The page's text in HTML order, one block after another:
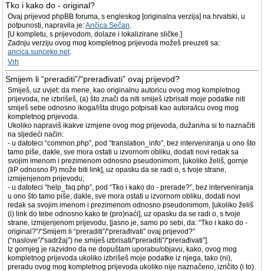
Tko i kako do - original?
Ovaj prijevod phpBB foruma, s engleskog [originalna verzija] na hrvatski, u
potpunosti, napravila je:Ančica Sečan.
[U kompletu, s prijevodom, dolaze i lokalizirane sličke.]
Zadnju verziju ovog mog kompletnog prijevoda možeš preuzeti sa:
ancica.sunceko.net.
Vrh
Smijem li “preraditi”/“prerađivati” ovaj prijevod?
Smiješ, uz uvjet: da mene, kao originalnu autoricu ovog mog kompletnog
prijevoda, ne izbrišeš, (a) što znači da niti smiješ izbrisati moje podatke niti
smiješ sebe odnosno ikoga/išta drugo potpisati kao autora/icu ovog mog
kompletnog prijevoda.
Ukoliko napraviš ikakve izmjene ovog mog prijevoda, dužan/na si to naznačiti
na sljedeći način:
- u datoteci “common.php”, pod “translation_info”, bez interveniranja u ono što
tamo piše, dakle, sve mora ostati u izvornom obliku, dodati novi redak sa
svojim imenom i prezimenom odnosno pseudonimom, [ukoliko želiš, gornje
(IiP odnosno P) može biti link], uz opasku da se radi o, s tvoje strane,
izmijenjenom prijevodu;
- u datoteci “help_faq.php”, pod “Tko i kako do - prerade?”, bez interveniranja
u ono što tamo piše, dakle, sve mora ostati u izvornom obliku, dodati novi
redak sa svojim imenom i prezimenom odnosno pseudonimom, [ukoliko želiš
(i) link do tebe odnosno kako te (pro)naći], uz opasku da se radi o, s tvoje
strane, izmijenjenom prijevodu, [jasno je, samo po sebi, da: “Tko i kako do -
original?”/“Smijem li “preraditi”/“prerađivati” ovaj prijevod?”
(“naslove”/“sadržaj”) ne smiješ izbrisati/“preraditi”/“prerađivati”].
Iz gornjeg je razvidno da ne dopuštam uporabu/objavu, kako, ovog mog
kompletnog prijevoda ukoliko izbrišeš moje podatke iz njega, tako (ni),
preradu ovog mog kompletnog prijevoda ukoliko nije naznačeno, izričito (i to)